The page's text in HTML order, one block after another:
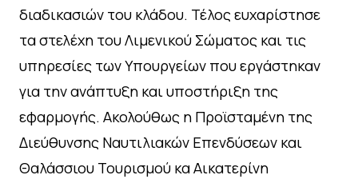
διαδικασιών του κλάδου. Τέλος ευχαρίστησε
τα στελέχη του Λιμενικού Σώματος και τις
υπηρεσίες των Υπουργείων που εργάστηκαν
για την ανάπτυξη και υποστήριξη της
εφαρμογής. Ακολούθως η Προϊσταμένη της
Διεύθυνσης Ναυτιλιακών Επενδύσεων και
Θαλάσσιου Τουρισμού κα Αικατερίνη